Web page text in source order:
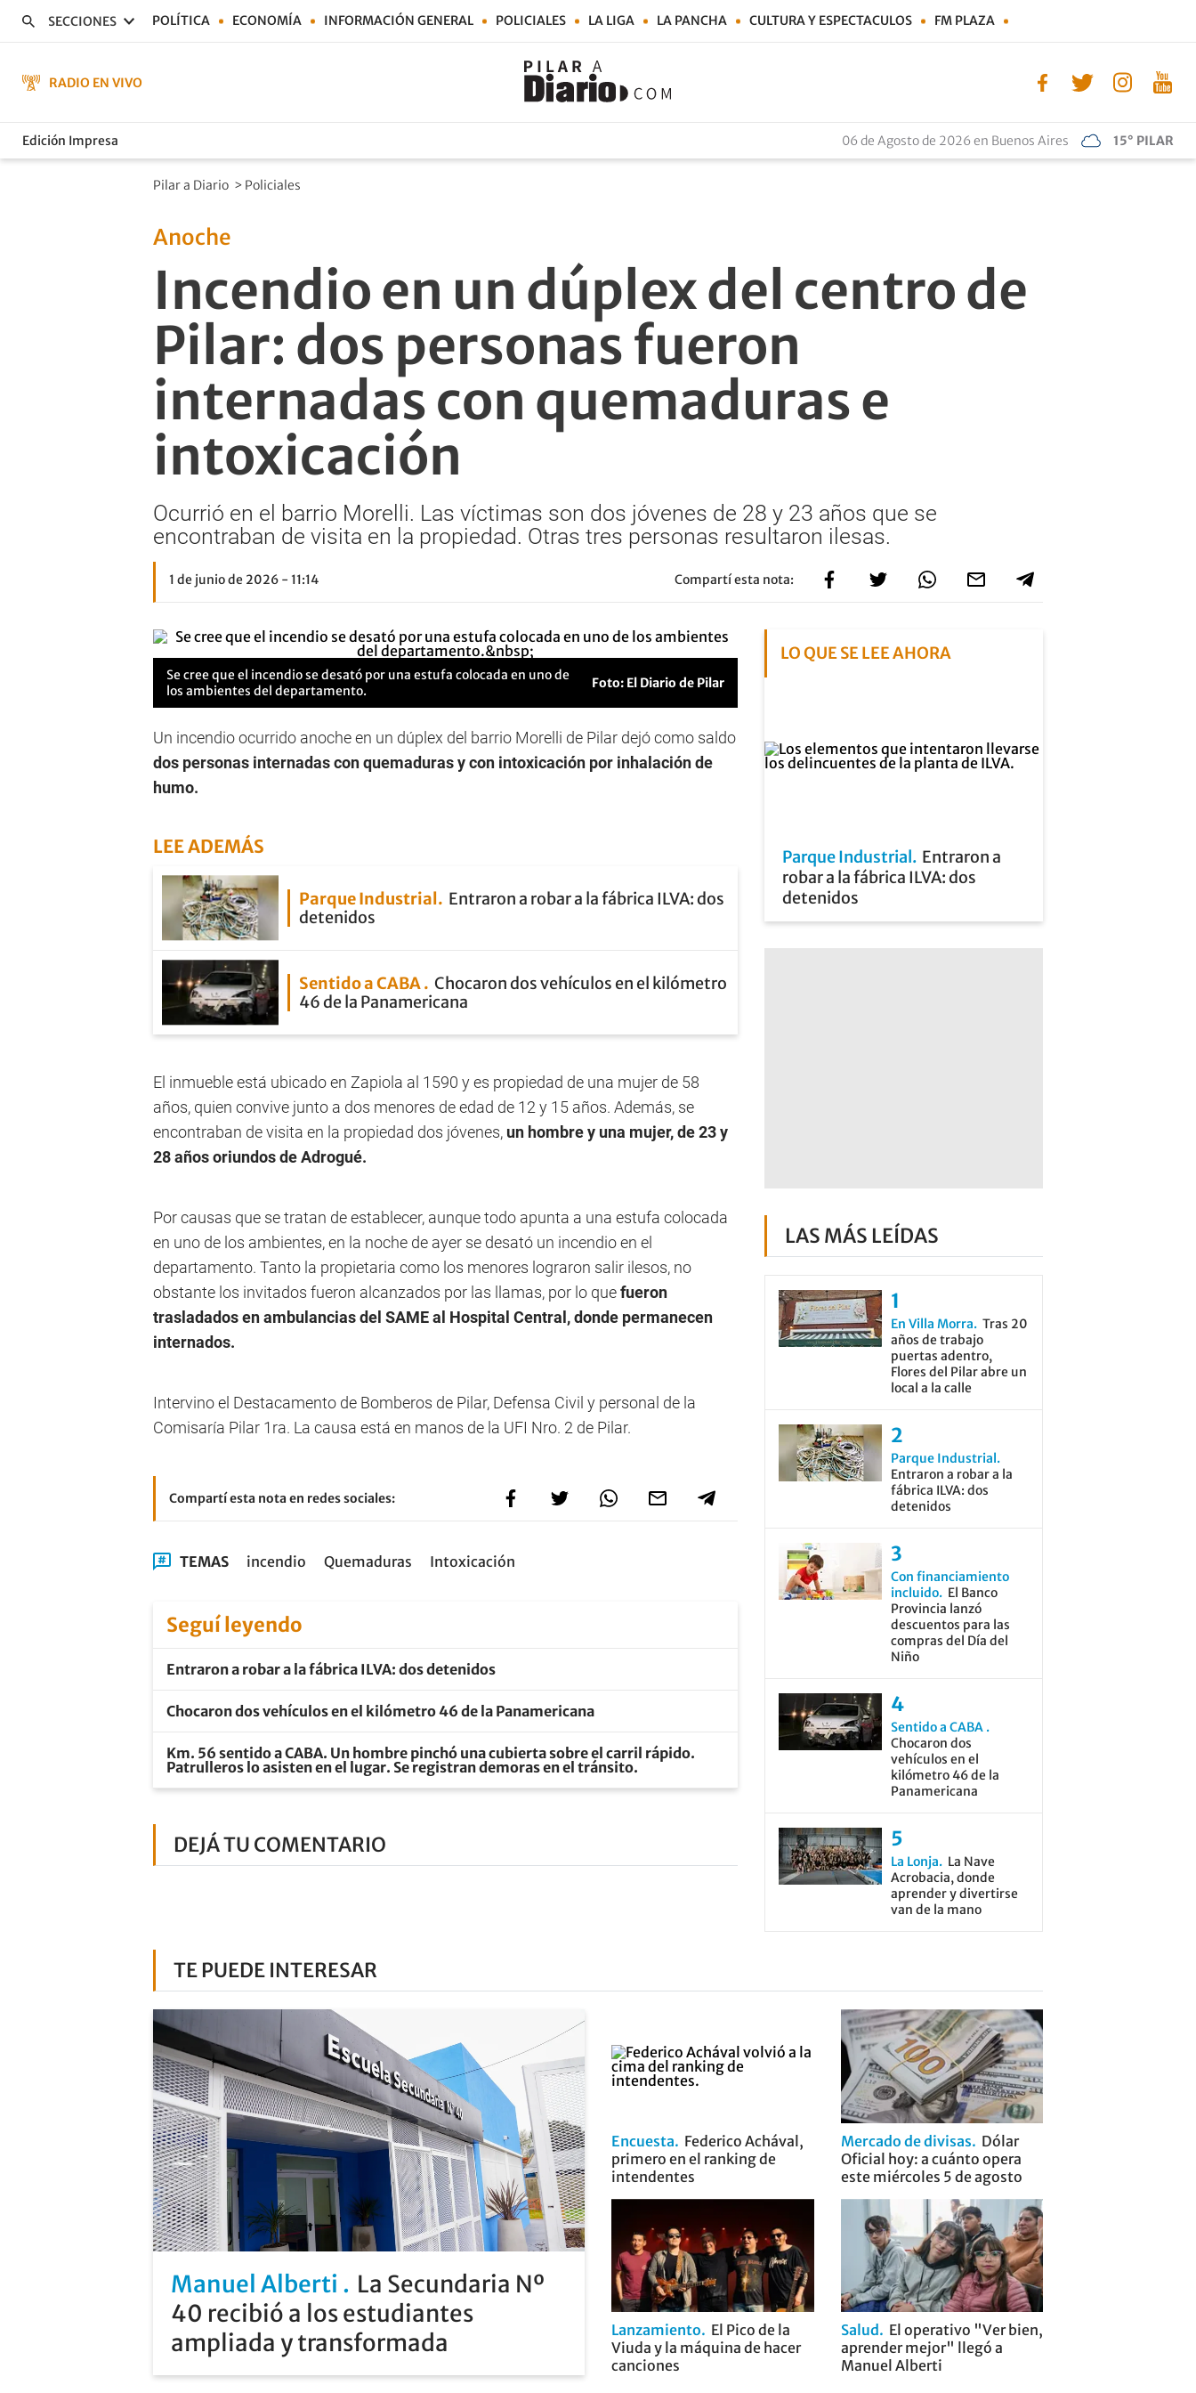
SECCIONES POLÍTICA ECONOMÍA INFORMACIÓN GENERAL POLICIALES LA LIGA LA PANCHA CULTURA Y ESPECTACULOS FM PLAZA
RADIO EN VIVO
Edición Impresa 06 de Agosto de 2026 en Buenos Aires 15° PILAR
Pilar a Diario > Policiales
Anoche
Incendio en un dúplex del centro de
Pilar: dos personas fueron
internadas con quemaduras e
intoxicación
Ocurrió en el barrio Morelli. Las víctimas son dos jóvenes de 28 y 23 años que se
encontraban de visita en la propiedad. Otras tres personas resultaron ilesas.
1 de junio de 2026 - 11:14 Compartí esta nota:
Se cree que el incendio se desató por una estufa colocada en uno de
los ambientes del departamento.
Foto: El Diario de Pilar
Un incendio ocurrido anoche en un dúplex del barrio Morelli de Pilar dejó como saldo
dos personas internadas con quemaduras y con intoxicación por inhalación de
humo.
LEE ADEMÁS
Parque Industrial
Entraron a robar a la fábrica ILVA: dos
detenidos
Sentido a CABA
Chocaron dos vehículos en el kilómetro
46 de la Panamericana
El inmueble está ubicado en Zapiola al 1590 y es propiedad de una mujer de 58
años, quien convive junto a dos menores de edad de 12 y 15 años. Además, se
encontraban de visita en la propiedad dos jóvenes, un hombre y una mujer, de 23 y
28 años oriundos de Adrogué.
Por causas que se tratan de establecer, aunque todo apunta a una estufa colocada
en uno de los ambientes, en la noche de ayer se desató un incendio en el
departamento. Tanto la propietaria como los menores lograron salir ilesos, no
obstante los invitados fueron alcanzados por las llamas, por lo quefueron
trasladados en ambulancias del SAME al Hospital Central, donde permanecen
internados.
Intervino el Destacamento de Bomberos de Pilar, Defensa Civil y personal de la
Comisaría Pilar 1ra. La causa está en manos de la UFI Nro. 2 de Pilar.
Compartí esta nota en redes sociales:
TEMAS incendio Quemaduras Intoxicación
Seguí leyendo
Entraron a robar a la fábrica ILVA: dos detenidos
Chocaron dos vehículos en el kilómetro 46 de la Panamericana
Km. 56 sentido a CABA. Un hombre pinchó una cubierta sobre el carril rápido.
Patrulleros lo asisten en el lugar. Se registran demoras en el tránsito.
DEJÁ TU COMENTARIO
LO QUE SE LEE AHORA
Parque Industrial Entraron a
robar a la fábrica ILVA: dos
detenidos
LAS MÁS LEÍDAS
En Villa Morra
Tras 20
años de trabajo
puertas adentro,
Flores del Pilar abre un
local a la calle
Parque Industrial
Entraron a robar a la
fábrica ILVA: dos
detenidos
Con financiamiento
incluido
El Banco
Provincia lanzó
descuentos para las
compras del Día del
Niño
Sentido a CABA
Chocaron dos
vehículos en el
kilómetro 46 de la
Panamericana
La Lonja
La Nave
Acrobacia, donde
aprender y divertirse
van de la mano
TE PUEDE INTERESAR
Manuel Alberti
La Secundaria Nº
40 recibió a los estudiantes
ampliada y transformada
Encuesta
Federico Achával,
primero en el ranking de
intendentes
Mercado de divisas
Dólar
Oficial hoy: a cuánto opera
este miércoles 5 de agosto
Lanzamiento
El Pico de la
Viuda y la máquina de hacer
canciones
Salud
El operativo "Ver bien,
aprender mejor" llegó a
Manuel Alberti